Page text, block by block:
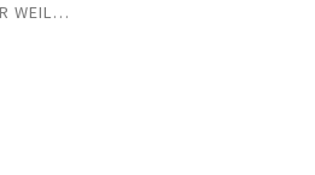
WEIL…